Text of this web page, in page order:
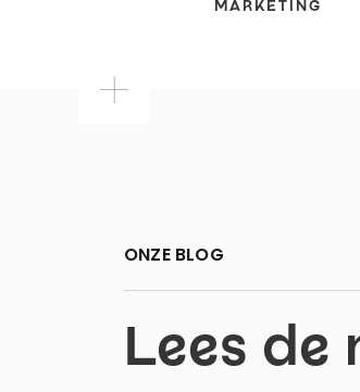
MARKETING
ONZE BLOG
Lees de